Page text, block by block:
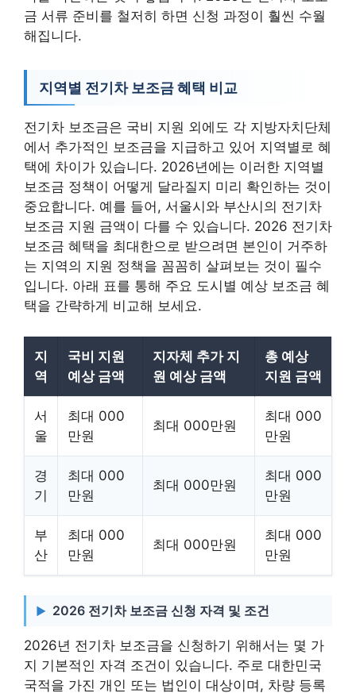
금 서류 준비를 철저히 하면 신청 과정이 훨씬 수월
해집니다.
지역별 전기차 보조금 혜택 비교
전기차 보조금은 국비 지원 외에도 각 지방자치단체
에서 추가적인 보조금을 지급하고 있어 지역별로 혜
택에 차이가 있습니다. 2026년에는 이러한 지역별
보조금 정책이 어떻게 달라질지 미리 확인하는 것이
중요합니다. 예를 들어, 서울시와 부산시의 전기차
보조금 지원 금액이 다를 수 있습니다. 2026 전기차
보조금 혜택을 최대한으로 받으려면 본인이 거주하
는 지역의 지원 정책을 꼼꼼히 살펴보는 것이 필수
입니다. 아래 표를 통해 주요 도시별 예상 보조금 혜
택을 간략하게 비교해 보세요.
지
역
국비 지원
예상 금액
지자체 추가 지
원 예상 금액
총 예상
지원 금액
서
울
최대 000
만원
최대 000만원
최대 000
만원
경
기
최대 000
만원
최대 000만원
최대 000
만원
부
산
최대 000
만원
최대 000만원
최대 000
만원
2026 전기차 보조금 신청 자격 및 조건
2026년 전기차 보조금을 신청하기 위해서는 몇 가
지 기본적인 자격 조건이 있습니다. 주로 대한민국
국적을 가진 개인 또는 법인이 대상이며, 차량 등록